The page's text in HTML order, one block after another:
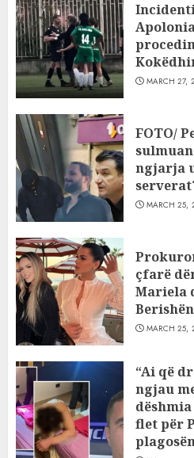
MARCH 27,
FOTO/
ngjarja
MARCH 25,
çfarë
Mariela
Berishën
MARCH 25,
“Ai që
ngjau
flet për